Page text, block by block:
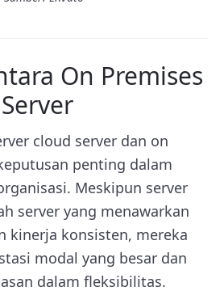
On Premises
cloud server dan on
penting dalam
Meskipun server
server yang menawarkan
kinerja konsisten, mereka
modal yang besar dan
dalam fleksibilitas.